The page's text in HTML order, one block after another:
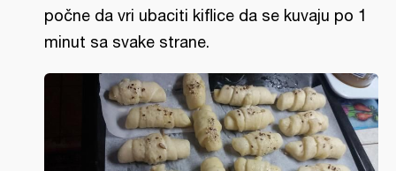
počne da vri ubaciti kiflice da se kuvaju po 1
minut sa svake strane.